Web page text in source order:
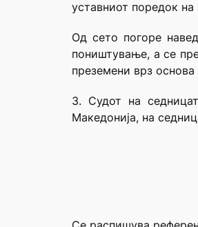
уставниот поредок
Од сето погоре
поништување, а се
преземени врз
3. Судот на
Македонија, на